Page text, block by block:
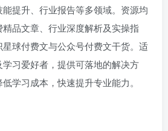
提升、行业报告等多领域。资源均
品文章、行业深度解析及实操指
球付费文与公众号付费文干货。适
习爱好者，提供可落地的解决方
学习成本，快速提升专业能力。